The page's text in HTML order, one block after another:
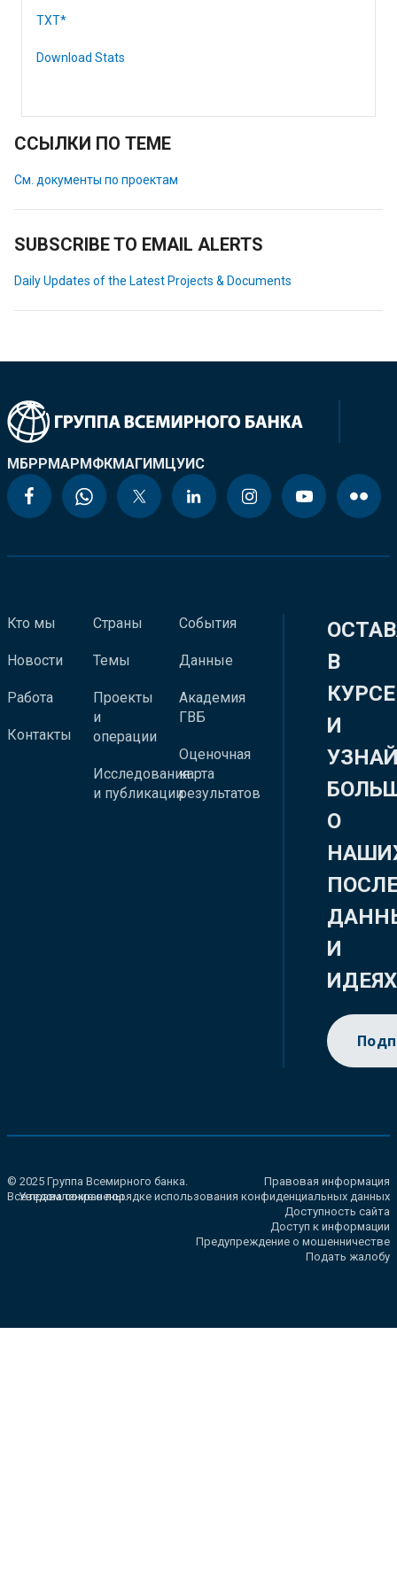
TXT*
Download Stats
ССЫЛКИ ПО ТЕМЕ
См. документы по проектам
SUBSCRIBE TO EMAIL ALERTS
Daily Updates of the Latest Projects & Documents
МБРРМАРМФКМАГИМЦУИС
Кто мы
Новости
Работа
Контакты
Страны
Темы
Проекты
и
операции
Исследования
и публикации
События
Данные
Академия
ГВБ
Оценочная
карта
результатов
В
КУРСЕ
И
О
И
ИДЕЯХ
© 2025 Группа Всемирного банка.
Все права сохранены.
Правовая информация
Уведомление о порядке использования конфиденциальных данных
Доступность сайта
Доступ к информации
Предупреждение о мошенничестве
Подать жалобу